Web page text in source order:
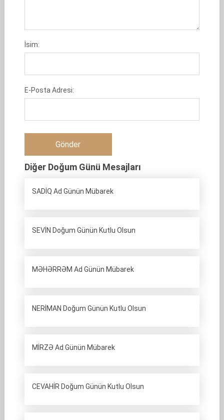
İsim:
E-Posta Adresi:
Diğer Doğum Günü Mesajları
SADİQ Ad Günün Mübarek
SEVİN Doğum Günün Kutlu Olsun
MƏHƏRRƏM Ad Günün Mübarek
NERİMAN Doğum Günün Kutlu Olsun
MİRZƏ Ad Günün Mübarek
CEVAHİR Doğum Günün Kutlu Olsun